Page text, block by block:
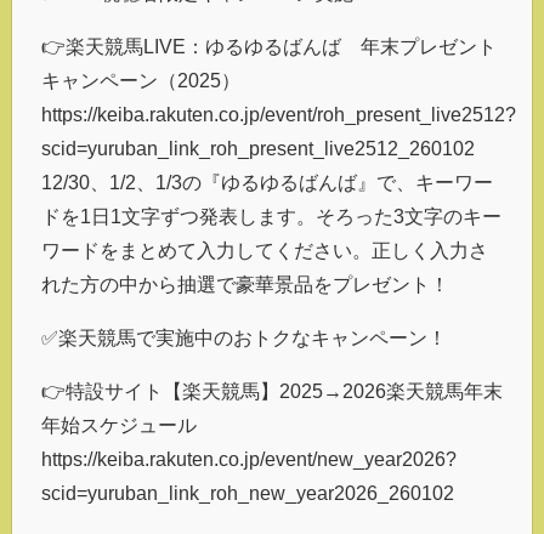
👉楽天競馬LIVE：ゆるゆるばんば 年末プレゼント
キャンペーン（2025）
https://keiba.rakuten.co.jp/event/roh_present_live2512?
scid=yuruban_link_roh_present_live2512_260102
12/30、1/2、1/3の『ゆるゆるばんば』で、キーワー
ドを1日1文字ずつ発表します。そろった3文字のキー
ワードをまとめて入力してください。正しく入力さ
れた方の中から抽選で豪華景品をプレゼント！
✅楽天競馬で実施中のおトクなキャンペーン！
👉特設サイト【楽天競馬】2025→2026楽天競馬年末
年始スケジュール
https://keiba.rakuten.co.jp/event/new_year2026?
scid=yuruban_link_roh_new_year2026_260102